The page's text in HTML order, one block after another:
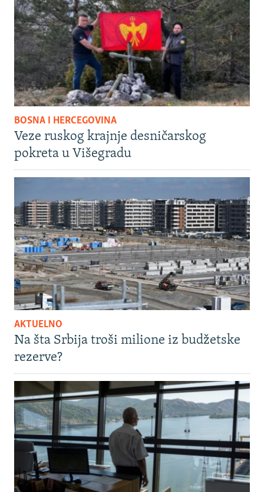
BOSNA I HERCEGOVINA
Veze ruskog krajnje desničarskog
pokreta u Višegradu
AKTUELNO
Na šta Srbija troši milione iz budžetske
rezerve?